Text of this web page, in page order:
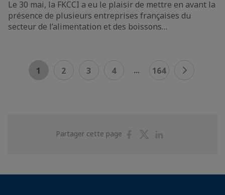
Le 30 mai, la FKCCI a eu le plaisir de mettre en avant la
présence de plusieurs entreprises françaises du
secteur de l’alimentation et des boissons…
1 2 3 4 ... 164
Partager cette page
PartagerPartager